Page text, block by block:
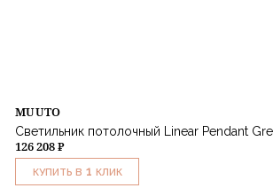
MUUTO
Светильник потолочный Linear Pendant
126 208 ₽
КУПИТЬ В 1 КЛИК